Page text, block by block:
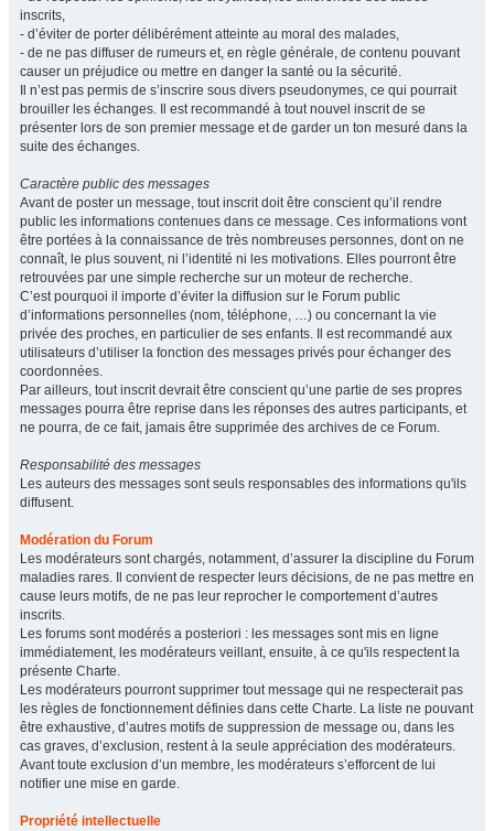
inscrits,
- d’éviter de porter délibérément atteinte au moral des malades,
- de ne pas diffuser de rumeurs et, en règle générale, de contenu pouvant
causer un préjudice ou mettre en danger la santé ou la sécurité.
Il n’est pas permis de s’inscrire sous divers pseudonymes, ce qui pourrait
brouiller les échanges. Il est recommandé à tout nouvel inscrit de se
présenter lors de son premier message et de garder un ton mesuré dans la
suite des échanges.
Caractère public des messages
Avant de poster un message, tout inscrit doit être conscient qu’il rendre
public les informations contenues dans ce message. Ces informations vont
être portées à la connaissance de très nombreuses personnes, dont on ne
connaît, le plus souvent, ni l’identité ni les motivations. Elles pourront être
retrouvées par une simple recherche sur un moteur de recherche.
C’est pourquoi il importe d’éviter la diffusion sur le Forum public
d’informations personnelles (nom, téléphone, …) ou concernant la vie
privée des proches, en particulier de ses enfants. Il est recommandé aux
utilisateurs d’utiliser la fonction des messages privés pour échanger des
coordonnées.
Par ailleurs, tout inscrit devrait être conscient qu’une partie de ses propres
messages pourra être reprise dans les réponses des autres participants, et
ne pourra, de ce fait, jamais être supprimée des archives de ce Forum.
Responsabilité des messages
Les auteurs des messages sont seuls responsables des informations qu'ils
diffusent.
Modération du Forum
Les modérateurs sont chargés, notamment, d’assurer la discipline du Forum
maladies rares. Il convient de respecter leurs décisions, de ne pas mettre en
cause leurs motifs, de ne pas leur reprocher le comportement d’autres
inscrits.
Les forums sont modérés a posteriori : les messages sont mis en ligne
immédiatement, les modérateurs veillant, ensuite, à ce qu'ils respectent la
présente Charte.
Les modérateurs pourront supprimer tout message qui ne respecterait pas
les règles de fonctionnement définies dans cette Charte. La liste ne pouvant
être exhaustive, d’autres motifs de suppression de message ou, dans les
cas graves, d’exclusion, restent à la seule appréciation des modérateurs.
Avant toute exclusion d’un membre, les modérateurs s’efforcent de lui
notifier une mise en garde.
Propriété intellectuelle